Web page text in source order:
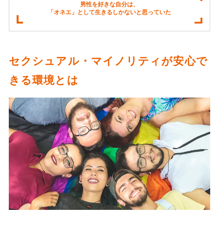
男性を好きな自分は、
「オネエ」として生きるしかないと思っていた
セクシュアル・マイノリティが安心で
きる環境とは